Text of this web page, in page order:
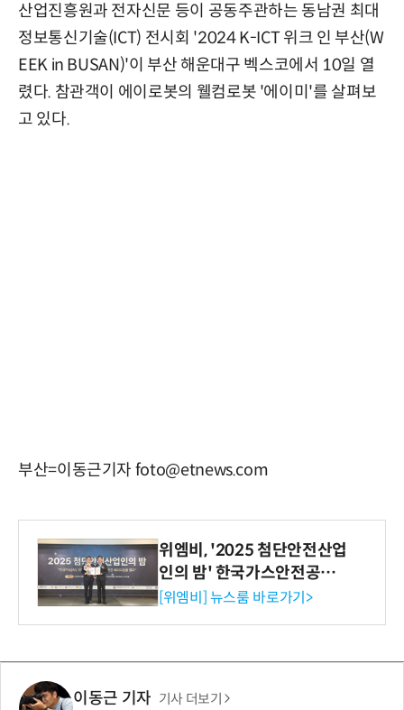
산업진흥원과 전자신문 등이 공동주관하는 동남권 최대
정보통신기술(ICT) 전시회 '2024 K-ICT 위크 인 부산(W
EEK in BUSAN)'이 부산 해운대구 벡스코에서 10일 열
렸다. 참관객이 에이로봇의 웰컴로봇 '에이미'를 살펴보
고 있다.
부산=이동근기자 foto@etnews.com
위엠비, '2025 첨단안전산업
인의 밤' 한국가스안전공사
사장상 수상
[위엠비] 뉴스룸 바로가기>
이동근 기자 기사 더보기